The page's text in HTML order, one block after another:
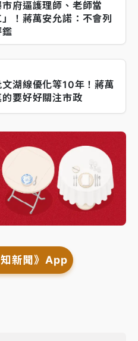
府逼護理師、老師當
」！蔣萬安允諾：不會列
湖線優化等10年！蔣萬
的要好好關注市政
新聞》App